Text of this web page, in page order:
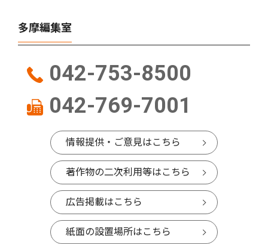
多摩編集室
042-753-8500
042-769-7001
情報提供・ご意見はこちら
著作物の二次利用等はこちら
広告掲載はこちら
紙面の設置場所はこちら